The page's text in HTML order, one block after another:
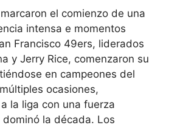
el comienzo de una
intensa e momentos
Francisco 49ers, liderados
y Jerry Rice, comenzaron su
en campeones del
ocasiones,
la liga con una fuerza
la década. Los